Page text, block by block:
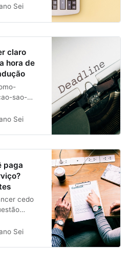
vez—
pago.
clientes
Sei
claro
hora de
sao-
e
mais
b…
Sei
paga
cedo
clientes,
Sei